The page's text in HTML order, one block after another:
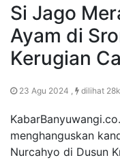
Si Jago
Ayam di
Kerugian
23 Agu 2024 , dilihat 28k
menghanguskan
Nurcahyo di Dusun